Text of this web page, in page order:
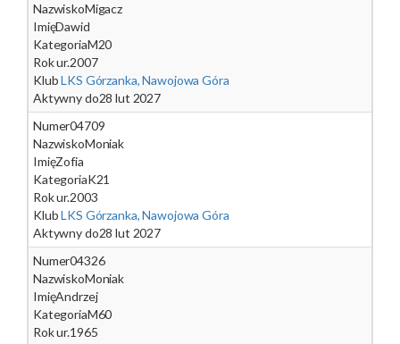
NazwiskoMigacz
ImięDawid
KategoriaM20
Rok ur.2007
KlubLKS Górzanka, Nawojowa Góra
Aktywny do28 lut 2027
Numer04709
NazwiskoMoniak
ImięZofia
KategoriaK21
Rok ur.2003
KlubLKS Górzanka, Nawojowa Góra
Aktywny do28 lut 2027
Numer04326
NazwiskoMoniak
ImięAndrzej
KategoriaM60
Rok ur.1965